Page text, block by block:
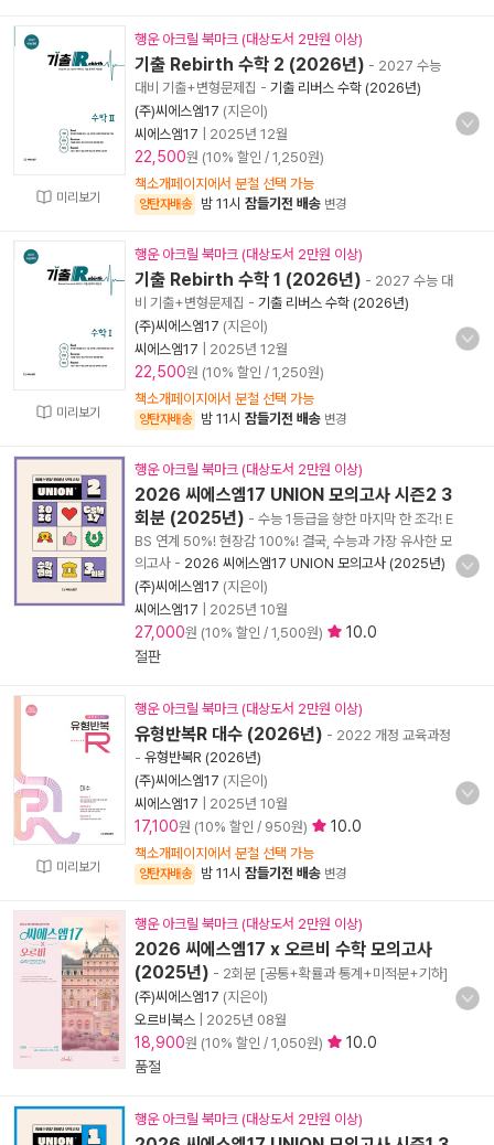
미리보기
행운 아크릴 북마크 (대상도서 2만원 이상)
기출 Rebirth 수학 2 (2026년) - 2027 수능
대비 기출+변형문제집 - 기출 리버스 수학 (2026년)
(주)씨에스엠17 (지은이)
씨에스엠17
2025년 12월
22,500원 (10% 할인 / 1,250원)
책소개페이지에서 분철 선택 가능
양탄자배송 밤 11시 잠들기전 배송 변경
미리보기
행운 아크릴 북마크 (대상도서 2만원 이상)
기출 Rebirth 수학 1 (2026년) - 2027 수능 대
비 기출+변형문제집 - 기출 리버스 수학 (2026년)
(주)씨에스엠17 (지은이)
씨에스엠17
2025년 12월
22,500원 (10% 할인 / 1,250원)
책소개페이지에서 분철 선택 가능
양탄자배송 밤 11시 잠들기전 배송 변경
행운 아크릴 북마크 (대상도서 2만원 이상)
2026 씨에스엠17 UNION 모의고사 시즌2 3
회분 (2025년) - 수능 1등급을 향한 마지막 한 조각! E
BS 연계 50%! 현장감 100%! 결국, 수능과 가장 유사한 모
의고사 - 2026 씨에스엠17 UNION 모의고사 (2025년)
(주)씨에스엠17 (지은이)
씨에스엠17
2025년 10월
27,000원 (10% 할인 / 1,500원)
10.0
절판
미리보기
행운 아크릴 북마크 (대상도서 2만원 이상)
유형반복R 대수 (2026년) - 2022 개정 교육과정
- 유형반복R (2026년)
(주)씨에스엠17 (지은이)
씨에스엠17
2025년 10월
17,100원 (10% 할인 / 950원) 10.0
책소개페이지에서 분철 선택 가능
양탄자배송 밤 11시 잠들기전 배송 변경
행운 아크릴 북마크 (대상도서 2만원 이상)
2026 씨에스엠17 x 오르비 수학 모의고사
(2025년) - 2회분 [공통+확률과 통계+미적분+기하]
(주)씨에스엠17 (지은이)
오르비북스
2025년 08월
18,900원 (10% 할인 / 1,050원)
10.0
품절
행운 아크릴 북마크 (대상도서 2만원 이상)